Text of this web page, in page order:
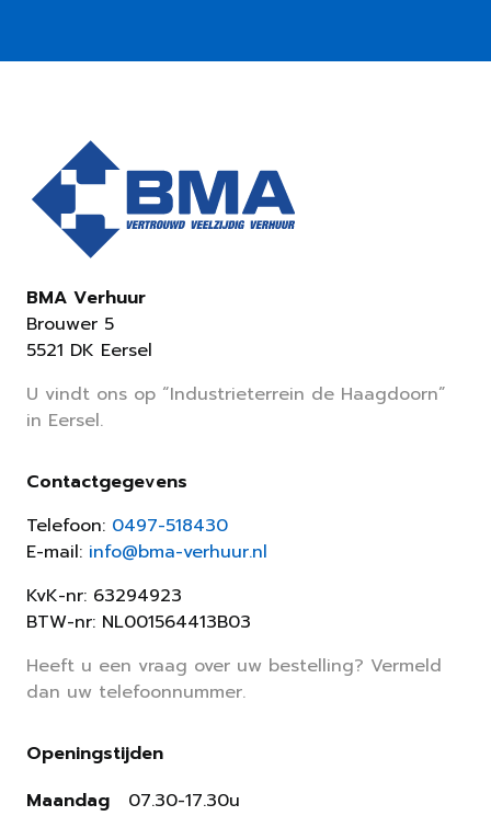
BMA Verhuur
Brouwer 5
5521 DK Eersel
U vindt ons op “Industrieterrein de Haagdoorn”
in Eersel.
Contactgegevens
Telefoon: 0497-518430
E-mail: info@bma-verhuur.nl
KvK-nr: 63294923
BTW-nr: NL001564413B03
Heeft u een vraag over uw bestelling? Vermeld
dan uw telefoonnummer.
Openingstijden
Maandag
07.30-17.30u